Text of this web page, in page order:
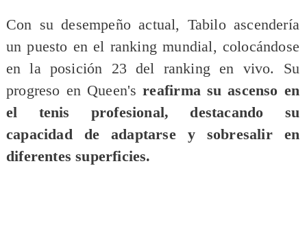
Con su desempeño actual, Tabilo ascendería
un puesto en el ranking mundial, colocándose
en la posición 23 del ranking en vivo. Su
progreso en Queen'sreafirma su ascenso en
el tenis profesional, destacando su
capacidad de adaptarse y sobresalir en
diferentes superficies.